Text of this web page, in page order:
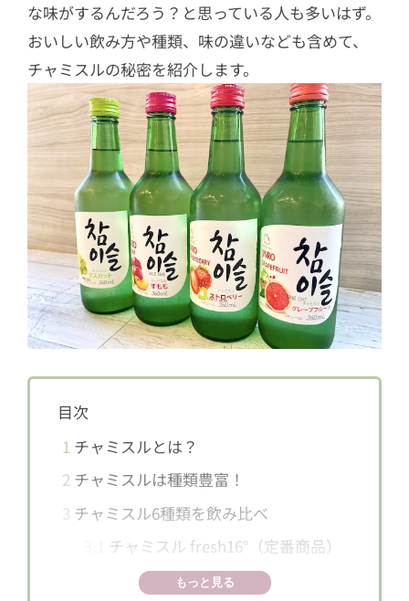
な味がするんだろう？と思っている人も多いはず。
おいしい飲み方や種類、味の違いなども含めて、
チャミスルの秘密を紹介します。
目次
1 チャミスルとは？
2 チャミスルは種類豊富！
3 チャミスル6種類を飲み比べ
チャミスル fresh16°（定番商品）
マスカットもっと見る